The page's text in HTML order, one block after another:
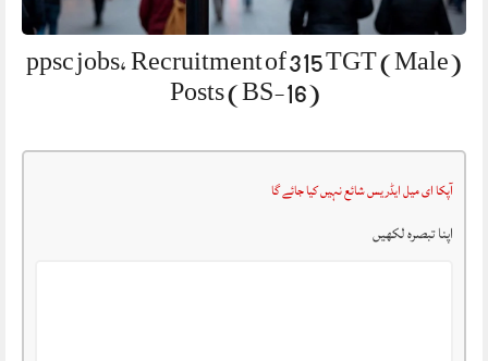
ppsc jobs, Recruitment of 315 TGT (Male)
Posts (BS-16)
آپکا ای میل ایڈریس شائع نہیں کیا جائے گا
اپنا تبصرہ لکھیں